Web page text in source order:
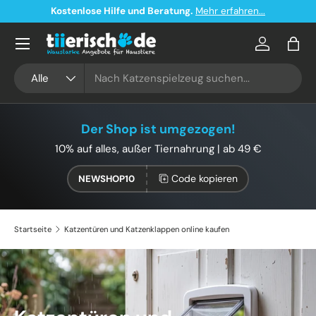
Direkt zum Inhalt
Kostenloser Versand ab 49€ in Deutschland
Alle
Konto
Der Shop ist umgezogen!
10% auf alles, außer Tiernahrung | ab 49 €
NEWSHOP10 Code kopieren
Startseite Katzentüren und Katzenklappen online kaufen